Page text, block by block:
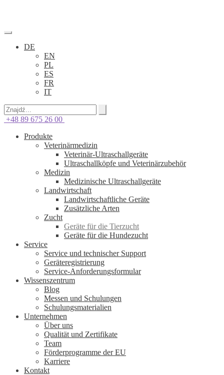
DE
EN
PL
ES
FR
IT
+48 89 675 26 00
Produkte
Veterinärmedizin
Veterinär-Ultraschallgeräte
Ultraschallköpfe und Veterinärzubehör
Medizin
Medizinische Ultraschallgeräte
Landwirtschaft
Landwirtschaftliche Geräte
Zusätzliche Arten
Zucht
Geräte für die Tierzucht
Geräte für die Hundezucht
Service
Service und technischer Support
Geräteregistrierung
Service-Anforderungsformular
Wissenszentrum
Blog
Messen und Schulungen
Schulungsmaterialien
Unternehmen
Über uns
Qualität und Zertifikate
Team
Förderprogramme der EU
Karriere
Kontakt